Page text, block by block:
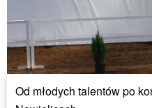
Od młodych talentów po